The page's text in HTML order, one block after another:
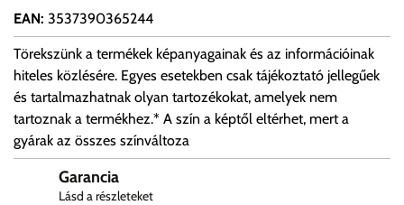
EAN: 3537390365244
Törekszünk a termékek képanyagainak és az információinak
hiteles közlésére. Egyes esetekben csak tájékoztató jellegűek
és tartalmazhatnak olyan tartozékokat, amelyek nem
tartoznak a termékhez.* A szín a képtől eltérhet, mert a
gyárak az összes színváltoza
Garancia
Lásd a részleteket